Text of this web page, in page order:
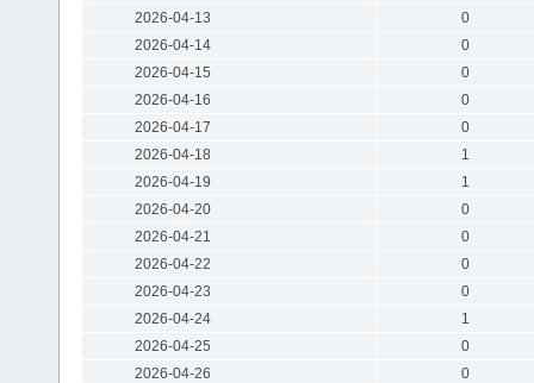
2026-04-13
0
2026-04-14
0
2026-04-15
0
2026-04-16
0
2026-04-17
0
2026-04-18
1
2026-04-19
1
2026-04-20
0
2026-04-21
0
2026-04-22
0
2026-04-23
0
2026-04-24
1
2026-04-25
0
2026-04-26
0